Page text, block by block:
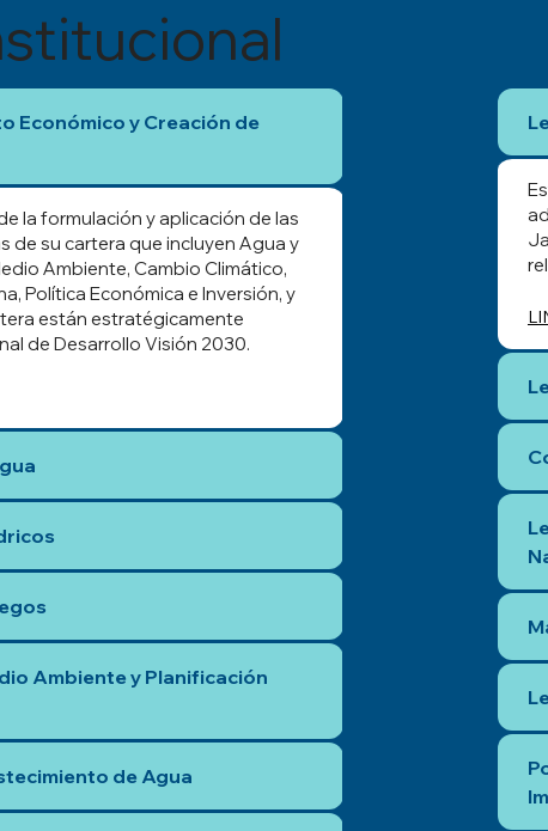
Económico y Creación de
la formulación y aplicación de las
de su cartera que incluyen Agua y
Ambiente, Cambio Climático,
Política Económica e Inversión, y
están estratégicamente
de Desarrollo Visión 2030.
Ambiente y Planificación
de Agua